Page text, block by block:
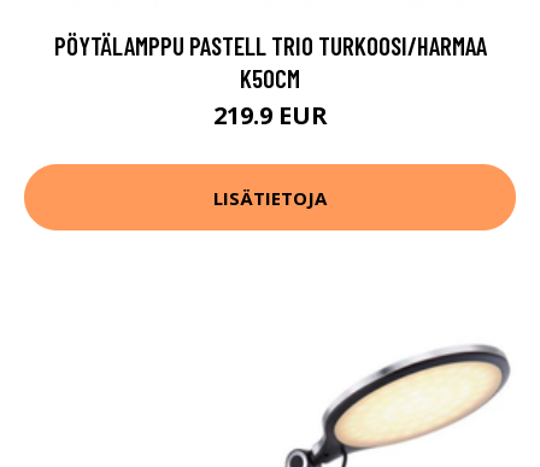
PÖYTÄLAMPPU PASTELL TRIO TURKOOSI/HARMAA
K50CM
219.9 EUR
LISÄTIETOJA